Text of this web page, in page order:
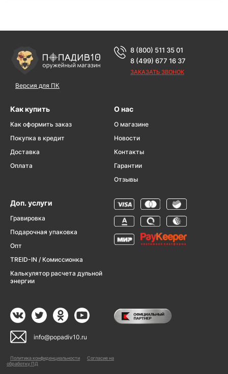
Версия для ПК
8 (800) 511 35 01
8 (499) 677 16 37
ЗАКАЗАТЬ ЗВОНОК
Как купить
Как оформить заказ
Покупка в кредит
Доставка
Оплата
О нас
О магазине
Новости
Контакты
Гарантии
Отзывы
Доп. услуги
Гравировка
Подарочная упаковка
Опт
TREID-IN / Комиссионка
Калькулятор расчета дульной
энергии
info@popadiv10.ru
Политика конфиденциальности
Согласие на
обработку ПД